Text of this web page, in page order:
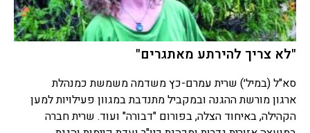
"לא צריך להירתע מאתגרים"
סא"ל (במיל׳) שרית עמרם-כץ משדמה משמשת כמנהלת
ארגון מורשת ההגנה ובמקביל מתנדבת במגוון פעילויות למען
הקהילה, באיחוד הצלה, בפורום "דבורה" ועוד. שרית חברה